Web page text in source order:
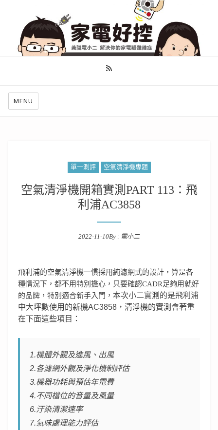
幫你做好功課，看了就知怎麼找出適合自己的家電
MENU
單一測評 空氣清淨機專題
空氣清淨機開箱實測PART 113：飛
利浦AC3858
2022-11-10By : 電小二
飛利浦的空氣清淨機一慣採用純濾網式的設計，算是各
種情況下，都不用特別擔心，只要確認CADR足夠用就好
的品牌，特別適合新手入門， 本次小二實測的是飛利浦
中大坪數使用的新機AC3858，清淨機的實測會著重
在下面這些項目：
1.機體外觀及進風、出風
2.各濾網外觀及淨化機制評估
3.機器功耗與預估年電費
4.不同檔位的音量及風量
6.汙染清潔速率
7.氣味處理能力評估